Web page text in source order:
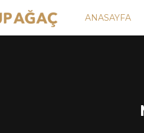
ANASAYFA